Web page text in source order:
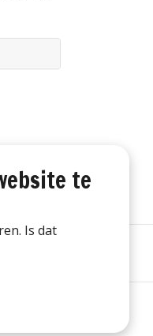
te
Is dat